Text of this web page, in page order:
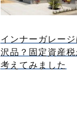
インナーガレー
沢品？固定資産税
考えてみました